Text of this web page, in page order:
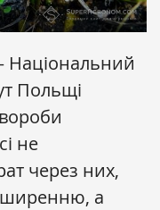
Національний
Польщі
не
через них,
а